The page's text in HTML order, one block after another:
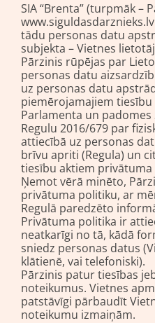
SIA “Brenta” (turpmāk –
tādu personas datu
subjekta – Vietnes
Pārzinis rūpējas par
personas datu
uz personas datu
piemērojamajiem tiesību
Parlamenta un padomes
Regulu 2016/679 par
attiecībā uz personas
brīvu apriti (Regula) un
tiesību aktiem
Ņemot vērā minēto,
privātuma politiku, ar
Regulā paredzēto
Privātuma politika ir
neatkarīgi no tā, kādā
sniedz personas datus
klātienē, vai telefoniski).
Pārzinis patur tiesības
noteikumus. Vietnes
patstāvīgi pārbaudīt
noteikumu izmaiņām.